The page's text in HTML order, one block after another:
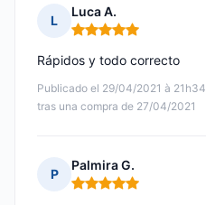
L
Luca A.
Nota: 5 de 5
Publicado el 29/04/2021 à 21h34
tras una compra de 27/04/2021
Rápidos y todo correcto
P
Palmira G.
Nota: 5 de 5